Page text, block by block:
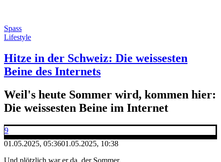
Spass
Lifestyle
Hitze in der Schweiz: Die weissesten
Beine des Internets
Weil's heute Sommer wird, kommen hier:
Die weissesten Beine im Internet
9
01.05.2025, 05:3601.05.2025, 10:38
Und plötzlich war er da, der Sommer.